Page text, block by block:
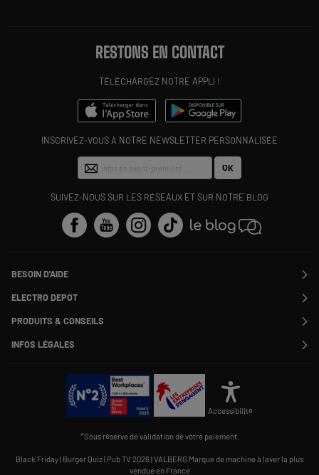
RESTONS EN CONTACT
TÉLÉCHARGEZ NOTRE APPLI !
INSCRIVEZ-VOUS À NOTRE NEWSLETTER PERSONNALISÉE
OK
SUIVEZ-NOUS SUR LES RÉSEAUX ET SUR NOTRE BLOG
BESOIN D'AIDE
Contactez-nous
Suivre ma commande
Modifier ou annuler ma commande
SAV
Payer en plusieurs fois
ELECTRO DEPOT
Rejoignez-nous !
Alliance Valiuz
PRODUITS & CONSEILS
Nos marques
Les avis du site
Le moins cher
Offres de remboursement
Conseils produits
Cartes cadeaux
INFOS LÉGALES
Politique cookies
Gérer les cookies
Charte de protection
Accessibilité : non conforme
Accessibilité
*Sous réserve de validation de votre paiement.
Black Friday Burger Quiz Pub TV 2026 VALBERG Marque de machine à laver la plus
vendue en France